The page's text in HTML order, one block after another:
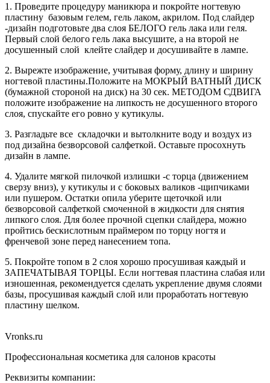
1. Проведите процедуру маникюра и покройте ногтевую
пластину базовым гелем, гель лаком, акрилом. Под слайдер
-дизайн подготовьте два слоя БЕЛОГО гель лака или геля.
Первый слой белого гель лака высушите, а на второй не
досушенный слой клейте слайдер и досушивайте в лампе.
2. Вырежте изображение, учитывая форму, длину и ширину
ногтевой пластины.Положите на МОКРЫЙ ВАТНЫЙ ДИСК
(бумажной стороной на диск) на 30 сек. МЕТОДОМ СДВИГА
положите изображение на липкость не досушенного второго
слоя, спускайте его ровно у кутикулы.
3. Разгладьте все складочки и вытолкните воду и воздух из
под дизайна безворсовой салфеткой. Оставьте просохнуть
дизайн в лампе.
4. Удалите мягкой пилочкой излишки -с торца (движением
сверзу вниз), у кутикулы и с боковых валиков -щипчиками
или пушером. Остатки опила уберите щеточкой или
безворсовой салфеткой смоченной в жидкости для снятия
липкого слоя. Для более прочной сцепки слайдера, можно
пройтись бескислотным праймером по торцу ногтя и
френчевой зоне перед нанесением топа.
5. Покройте топом в 2 слоя хорошо просушивая каждый и
ЗАПЕЧАТЫВАЯ ТОРЦЫ. Если ногтевая пластина слабая или
изношенная, рекомендуется сделать укрепление двумя слоями
базы, просушивая каждый слой или проработать ногтевую
пластину шелком.
Vronks.ru
Профессиональная косметика для салонов красоты
Реквизиты компании: